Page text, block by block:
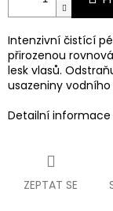
Intenzivní čistící
přirozenou
lesk vlasů.
usazeniny
Detailní informace
ZEPTAT SE